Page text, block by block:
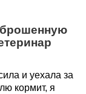
брошенную
и уехала за
кормит, я